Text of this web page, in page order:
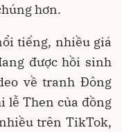
hơn.
tiếng, nhiều giá
được hồi sinh
về tranh Đông
lễ Then của đồng
trên TikTok,